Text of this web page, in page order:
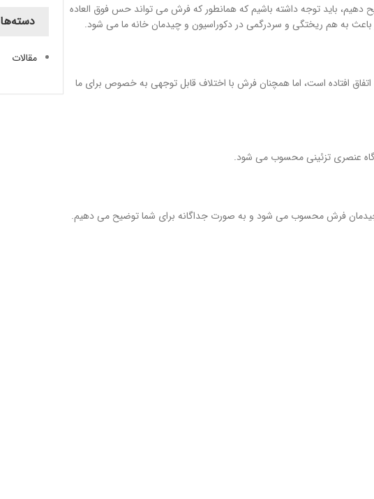
باید توجه داشته باشیم که همانطور که فرش می تواند حس فوق العاده
باعث به هم ریختگی و سردرگمی در دکوراسیون و چیدمان خانه ما می شود.
افتاده است، اما همچنان فرش با اختلاف قابل توجهی به خصوص برای ما
عنصری تزئینی محسوب می شود.
فرش محسوب می شود و به صورت جداگانه برای شما توضیح می دهیم.
دسته‌ها
مقالات